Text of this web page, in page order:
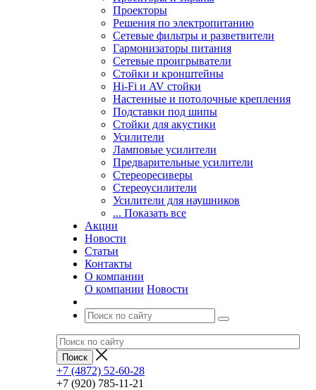
Проекторы
Решения по электропитанию
Сетевые фильтры и разветвители
Гармонизаторы питания
Сетевые проигрыватели
Стойки и кронштейны
Hi-Fi и AV стойки
Настенные и потолочные крепления
Подставки под шипы
Стойки для акустики
Усилители
Ламповые усилители
Предварительные усилители
Стереоресиверы
Стереоусилители
Усилители для наушников
... Показать все
Акции
Новости
Статьи
Контакты
О компании
О компании Новости
+7 (4872) 52-60-28
+7 (920) 785-11-21